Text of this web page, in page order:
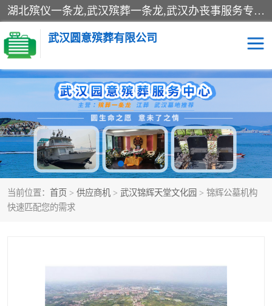
湖北殡仪一条龙,武汉殡葬一条龙,武汉办丧事服务专理红白佛事、病人临终关怀、医院或家中老人去世穿寿衣、灵车遗体接运、殡仪馆告别厅预约、办理火葬场手续、民俗丧事策划、遗体告别仪式、民俗礼仪服务、殡葬礼仪策划、陵园墓位导购、寺庙塔位择吉、往生功德策划、民俗功德策划、异地殡葬礼仪服务、异地骨灰接送返乡
武汉圆意殡葬有限公司
当前位置： 首页 > 供应商机 > 武汉锦辉天堂文化园 > 锦辉公墓机构
快速匹配您的需求
殡葬一条龙服务 江葬一条龙服务
武汉锦辉天堂文化园 仙鹤湖湿地公园
长乐园陵园 万福净土陵园
武汉市阳逻九龙宫陵园 石门峰人文纪念园